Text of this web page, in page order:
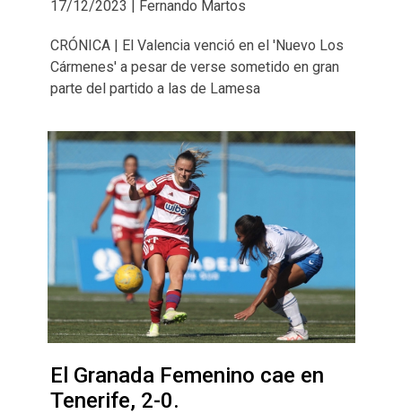
17/12/2023 | Fernando Martos
CRÓNICA | El Valencia venció en el 'Nuevo Los
Cármenes' a pesar de verse sometido en gran
parte del partido a las de Lamesa
El Granada Femenino cae en
Tenerife, 2-0.